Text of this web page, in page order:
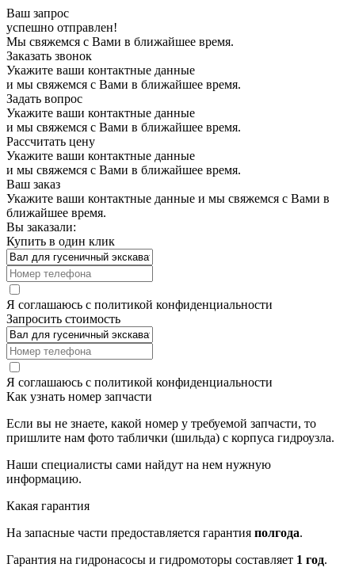
Ваш запрос
успешно отправлен!
Мы свяжемся с Вами в ближайшее время.
Заказать звонок
Укажите ваши контактные данные
и мы свяжемся с Вами в ближайшее время.
Задать вопрос
Укажите ваши контактные данные
и мы свяжемся с Вами в ближайшее время.
Рассчитать цену
Укажите ваши контактные данные
и мы свяжемся с Вами в ближайшее время.
Ваш заказ
Укажите ваши контактные данные и мы свяжемся с Вами в
ближайшее время.
Вы заказали:
Купить в один клик
Я соглашаюсь с политикой конфиденциальности
Запросить стоимость
Я соглашаюсь с политикой конфиденциальности
Как узнать номер запчасти
Если вы не знаете, какой номер у требуемой запчасти, то
пришлите нам фото таблички (шильда) с корпуса гидроузла.
Наши специалисты сами найдут на нем нужную
информацию.
Какая гарантия
На запасные части предоставляется гарантия полгода.
Гарантия на гидронасосы и гидромоторы составляет 1 год.